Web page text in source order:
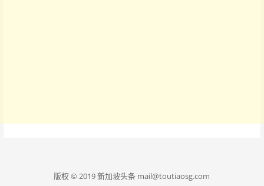
版权 © 2019 新加坡头条 mail@toutiaosg.com